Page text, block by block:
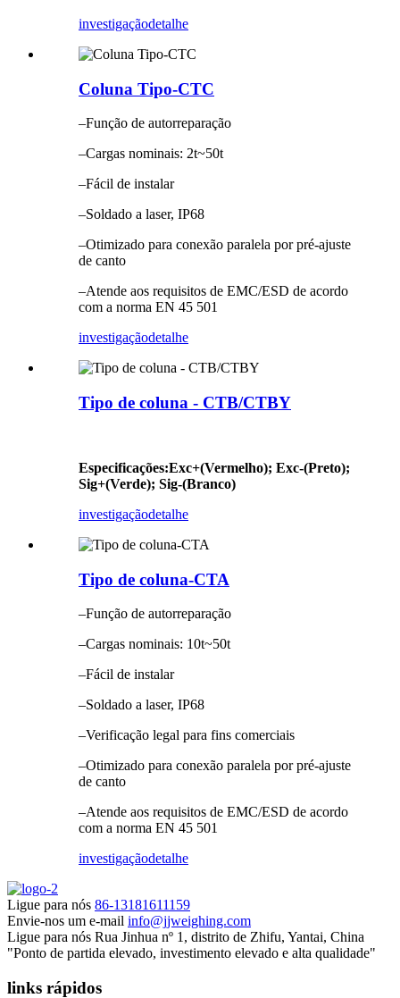
investigaçãodetalhe
Coluna Tipo-CTC
–Função de autorreparação
–Cargas nominais: 2t~50t
–Fácil de instalar
–Soldado a laser, IP68
–Otimizado para conexão paralela por pré-ajuste
de canto
–Atende aos requisitos de EMC/ESD de acordo
com a norma EN 45 501
investigaçãodetalhe
Tipo de coluna - CTB/CTBY
Especificações:Exc+(Vermelho); Exc-(Preto);
Sig+(Verde); Sig-(Branco)
investigaçãodetalhe
Tipo de coluna-CTA
–Função de autorreparação
–Cargas nominais: 10t~50t
–Fácil de instalar
–Soldado a laser, IP68
–Verificação legal para fins comerciais
–Otimizado para conexão paralela por pré-ajuste
de canto
–Atende aos requisitos de EMC/ESD de acordo
com a norma EN 45 501
investigaçãodetalhe
Ligue para nós 86-13181611159
Envie-nos um e-mail info@jjweighing.com
Ligue para nós Rua Jinhua nº 1, distrito de Zhifu, Yantai, China
"Ponto de partida elevado, investimento elevado e alta qualidade"
links rápidos